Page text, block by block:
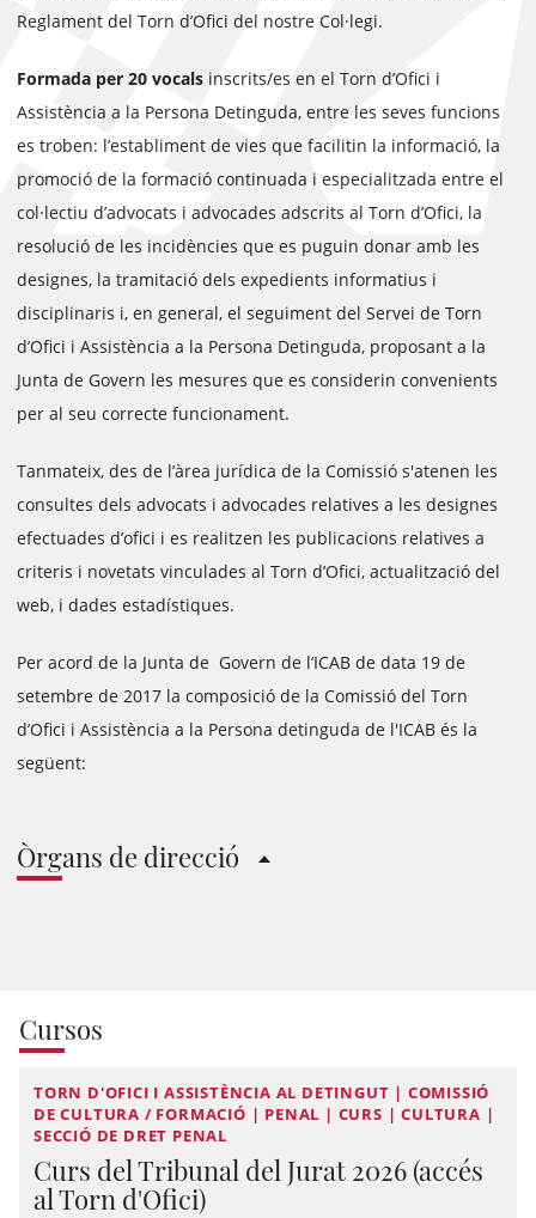
Reglament del Torn d’Ofici del nostre Col·legi.
Formada per 20 vocals inscrits/es en el Torn d’Ofici i
Assistència a la Persona Detinguda, entre les seves funcions
es troben: l’establiment de vies que facilitin la informació, la
promoció de la formació continuada i especialitzada entre el
col·lectiu d’advocats i advocades adscrits al Torn d’Ofici, la
resolució de les incidències que es puguin donar amb les
designes, la tramitació dels expedients informatius i
disciplinaris i, en general, el seguiment del Servei de Torn
d’Ofici i Assistència a la Persona Detinguda, proposant a la
Junta de Govern les mesures que es considerin convenients
per al seu correcte funcionament.
Tanmateix, des de l’àrea jurídica de la Comissió s'atenen les
consultes dels advocats i advocades relatives a les designes
efectuades d’ofici i es realitzen les publicacions relatives a
criteris i novetats vinculades al Torn d’Ofici, actualització del
web, i dades estadístiques.
Per acord de la Junta de Govern de l’ICAB de data 19 de
setembre de 2017 la composició de la Comissió del Torn
d’Ofici i Assistència a la Persona detinguda de l'ICAB és la
següent:
Òrgans de direcció
Cursos
TORN D'OFICI I ASSISTÈNCIA AL DETINGUT | COMISSIÓ
DE CULTURA / FORMACIÓ | PENAL | CURS | CULTURA |
SECCIÓ DE DRET PENAL
Curs del Tribunal del Jurat 2026 (accés
al Torn d'Ofici)